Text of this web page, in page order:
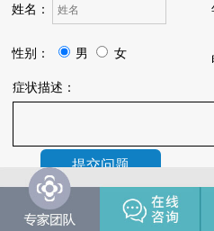
姓名：
性别： 男 女
症状描述：
温馨提示：
我院将于24小时内与
意来电。